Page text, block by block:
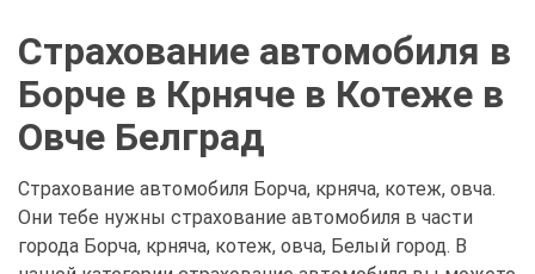
Страхование автомобиля в
Борче в Крняче в Котеже в
Овче Белград
Страхование автомобиля Борча, крняча, котеж, овча.
Они тебе нужны страхование автомобиля в части
города Борча, крняча, котеж, овча, Белый город. В